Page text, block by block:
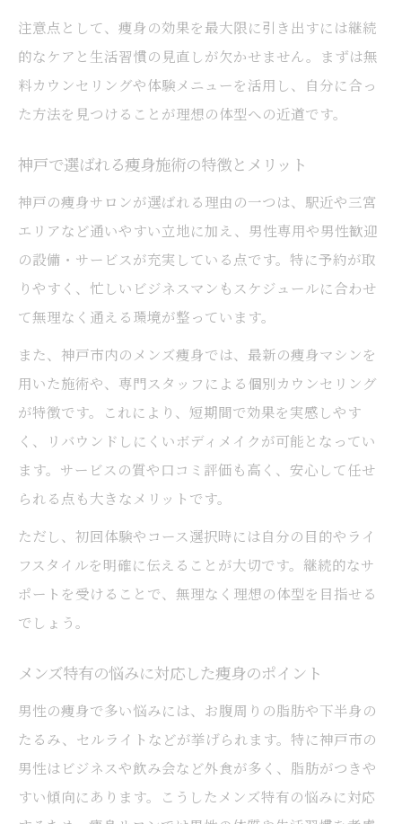
痩身と併用したセルフケアの重要性とは
神戸の痩身を通じて自信を手に入れる
痩身による見た目と心の変化を実感する
自信を高める痩身施術の選び方ポイント
痩身体験を通じた男性のポジティブ変化
引き締めを目指す男性が知るべき痩身のコツ
痩身でしっかり引き締めるためのコツ
男性向け痩身で意識したい生活習慣の工夫
短期間で引き締め効果を実感する方法
痩身施術後のセルフケアで差がつくポイン
ト
モチベーション維持に役立つ痩身の工夫
法
見た目と体調を両立する痩身体験の流れ
監修者：宮原彩織 明石駅から徒歩3分のプライ
ベートサロンで、 「もっと自分を好きになれる
場所」を届けたい想いで運営しています。 以
前は美容皮膚科の看護師として約７年間勤務
注意点として、痩身の効果を最大限に引き出すには継続
的なケアと生活習慣の見直しが欠かせません。まずは無
料カウンセリングや体験メニューを活用し、自分に合っ
た方法を見つけることが理想の体型への近道です。
神戸で選ばれる痩身施術の特徴とメリット
神戸の痩身サロンが選ばれる理由の一つは、駅近や三宮
エリアなど通いやすい立地に加え、男性専用や男性歓迎
の設備・サービスが充実している点です。特に予約が取
りやすく、忙しいビジネスマンもスケジュールに合わせ
て無理なく通える環境が整っています。
また、神戸市内のメンズ痩身では、最新の痩身マシンを
用いた施術や、専門スタッフによる個別カウンセリング
が特徴です。これにより、短期間で効果を実感しやす
く、リバウンドしにくいボディメイクが可能となってい
ます。サービスの質や口コミ評価も高く、安心して任せ
られる点も大きなメリットです。
ただし、初回体験やコース選択時には自分の目的やライ
フスタイルを明確に伝えることが大切です。継続的なサ
ポートを受けることで、無理なく理想の体型を目指せる
でしょう。
メンズ特有の悩みに対応した痩身のポイント
男性の痩身で多い悩みには、お腹周りの脂肪や下半身の
たるみ、セルライトなどが挙げられます。特に神戸市の
男性はビジネスや飲み会など外食が多く、脂肪がつきや
すい傾向にあります。こうしたメンズ特有の悩みに対応